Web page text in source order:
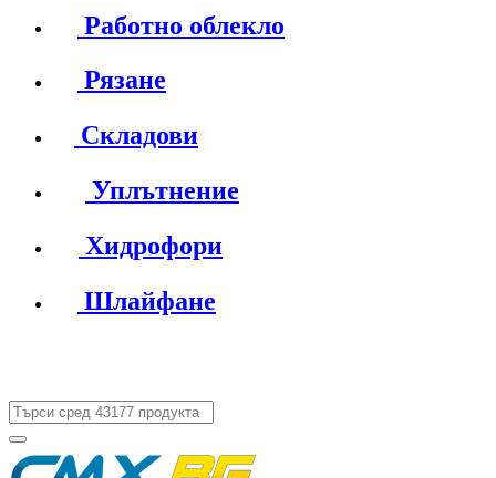
Работно облекло
Рязане
Складови
Уплътнение
Хидрофори
Шлайфане